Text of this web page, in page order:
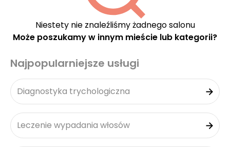
Niestety nie znaleźliśmy żadnego salonu
Może poszukamy w innym mieście lub kategorii?
Najpopularniejsze usługi
Diagnostyka trychologiczna
Leczenie wypadania włosów